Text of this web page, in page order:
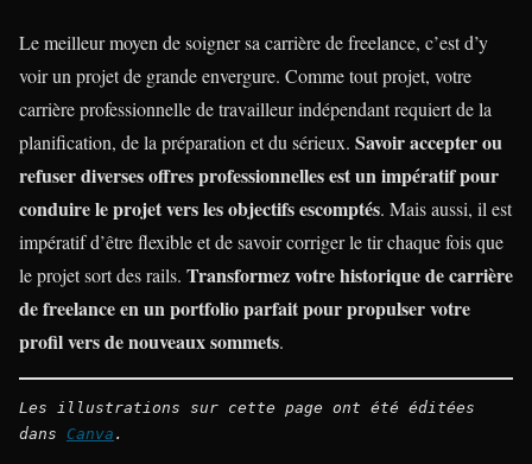
Le meilleur moyen de soigner sa carrière de freelance, c’est d’y
voir un projet de grande envergure. Comme tout projet, votre
carrière professionnelle de travailleur indépendant requiert de la
planification, de la préparation et du sérieux. Savoir accepter ou
refuser diverses offres professionnelles est un impératif pour
conduire le projet vers les objectifs escomptés. Mais aussi, il est
impératif d’être flexible et de savoir corriger le tir chaque fois que
le projet sort des rails. Transformez votre historique de carrière
de freelance en un portfolio parfait pour propulser votre
profil vers de nouveaux sommets.
Les illustrations sur cette page ont été éditées
dans Canva .